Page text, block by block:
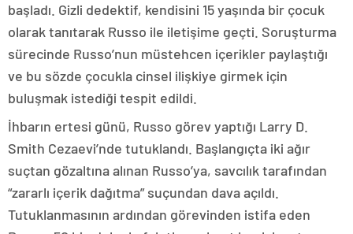
başladı. Gizli dedektif, kendisini 15 yaşında bir çocuk
olarak tanıtarak Russo ile iletişime geçti. Soruşturma
sürecinde Russo’nun müstehcen içerikler paylaştığı
ve bu sözde çocukla cinsel ilişkiye girmek için
buluşmak istediği tespit edildi.
İhbarın ertesi günü, Russo görev yaptığı Larry D.
Smith Cezaevi’nde tutuklandı. Başlangıçta iki ağır
suçtan gözaltına alınan Russo’ya, savcılık tarafından
“zararlı içerik dağıtma” suçundan dava açıldı.
Tutuklanmasının ardından görevinden istifa eden